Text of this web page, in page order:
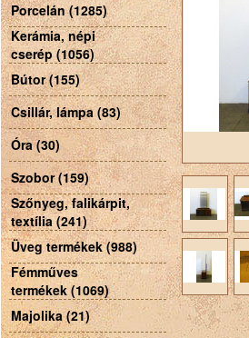
Porcelán (1285)
Kerámia, népi
cserép (1056)
Bútor (155)
Csillár, lámpa (83)
Óra (30)
Szobor (159)
Szőnyeg, falikárpit,
textília (241)
Üveg termékek (988)
Fémműves
termékek (1069)
Majolika (21)